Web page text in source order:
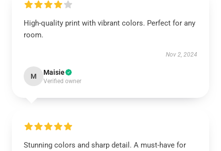
High-quality print with vibrant colors. Perfect for any
room.
Nov 2, 2024
M Maisie
Verified owner
Stunning colors and sharp detail. A must-have for